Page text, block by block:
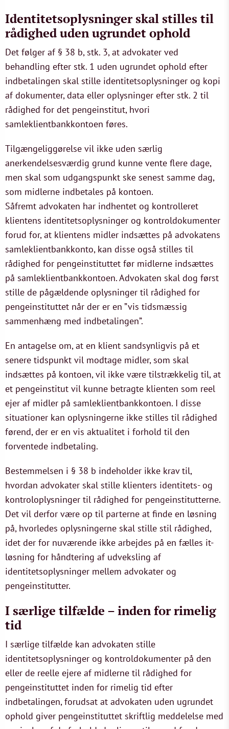
Identitetsoplysninger skal stilles til
rådighed uden ugrundet ophold
Det følger af § 38 b, stk. 3, at advokater ved
behandling efter stk. 1 uden ugrundet ophold efter
indbetalingen skal stille identitetsoplysninger og kopi
af dokumenter, data eller oplysninger efter stk. 2 til
rådighed for det pengeinstitut, hvori
samleklientbankkontoen føres.
Tilgængeliggørelse vil ikke uden særlig
anerkendelsesværdig grund kunne vente flere dage,
men skal som udgangspunkt ske senest samme dag,
som midlerne indbetales på kontoen.
Såfremt advokaten har indhentet og kontrolleret
klientens identitetsoplysninger og kontroldokumenter
forud for, at klientens midler indsættes på advokatens
samleklientbankkonto, kan disse også stilles til
rådighed for pengeinstituttet før midlerne indsættes
på samleklientbankkontoen. Advokaten skal dog først
stille de pågældende oplysninger til rådighed for
pengeinstituttet når der er en ”vis tidsmæssig
sammenhæng med indbetalingen”.
En antagelse om, at en klient sandsynligvis på et
senere tidspunkt vil modtage midler, som skal
indsættes på kontoen, vil ikke være tilstrækkelig til, at
et pengeinstitut vil kunne betragte klienten som reel
ejer af midler på samleklientbankkontoen. I disse
situationer kan oplysningerne ikke stilles til rådighed
førend, der er en vis aktualitet i forhold til den
forventede indbetaling.
Bestemmelsen i § 38 b indeholder ikke krav til,
hvordan advokater skal stille klienters identitets- og
kontroloplysninger til rådighed for pengeinstitutterne.
Det vil derfor være op til parterne at finde en løsning
på, hvorledes oplysningerne skal stille stil rådighed,
idet der for nuværende ikke arbejdes på en fælles it-
løsning for håndtering af udveksling af
identitetsoplysninger mellem advokater og
pengeinstitutter.
I særlige tilfælde – inden for rimelig
tid
I særlige tilfælde kan advokaten stille
identitetsoplysninger og kontroldokumenter på den
eller de reelle ejere af midlerne til rådighed for
pengeinstituttet inden for rimelig tid efter
indbetalingen, forudsat at advokaten uden ugrundet
ophold giver pengeinstituttet skriftlig meddelelse med